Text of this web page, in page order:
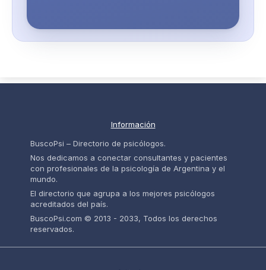
Información
BuscoPsi – Directorio de psicólogos.
Nos dedicamos a conectar consultantes y pacientes
con profesionales de la psicología de Argentina y el
mundo.
El directorio que agrupa a los mejores psicólogos
acreditados del país.
BuscoPsi.com © 2013 - 2033, Todos los derechos
reservados.